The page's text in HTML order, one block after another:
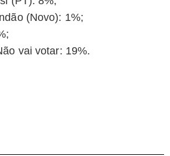
(Novo): 1%;
vai votar: 19%.